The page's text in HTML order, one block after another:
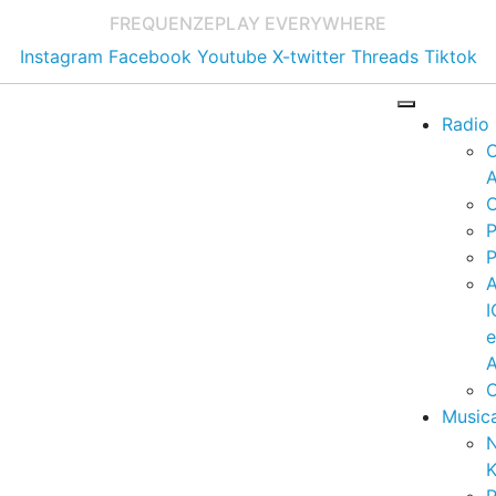
FREQUENZEPLAY EVERYWHERE
Instagram Facebook Youtube X-twitter Threads Tiktok
Radio
e